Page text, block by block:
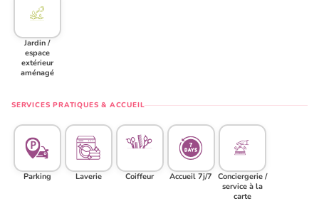
Jardin /
espace
extérieur
aménagé
SERVICES PRATIQUES & ACCUEIL
Parking Laverie Coiffeur Accueil 7j/7 Conciergerie /
service à la
carte